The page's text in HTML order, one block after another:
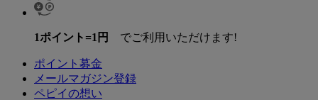
1ポイント=1円 でご利用いただけます!
ポイント募金
メールマガジン登録
ペピイの想い